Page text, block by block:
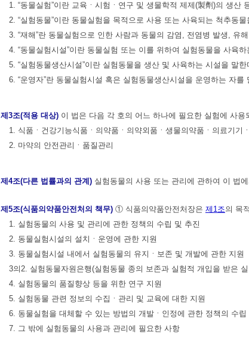
1. “동물실험”이란 교육ㆍ시험ㆍ연구 및 생물학적 제제(製劑)의 생
2. “실험동물”이란 동물실험을 목적으로 사용 또는 사육되는 척추동물
3. “재해”란 동물실험으로 인한 사람과 동물의 감염, 전염병 발생, 유
4. “동물실험시설”이란 동물실험 또는 이를 위하여 실험동물을 사육하
5. “실험동물생산시설”이란 실험동물을 생산 및 사육하는 시설을 말한
6. “운영자”란 동물실험시설 혹은 실험동물생산시설을 운영하는 자를
제3조(적용 대상) 이 법은 다음 각 호의 어느 하나에 필요한 실험에 사
1. 식품ㆍ건강기능식품ㆍ의약품ㆍ의약외품ㆍ생물의약품ㆍ의료기기
2. 마약의 안전관리ㆍ품질관리
제4조(다른 법률과의 관계) 실험동물의 사용 또는 관리에 관하여 이 법
제5조(식품의약품안전처의 책무) ① 식품의약품안전처장은 제1조의 목
1. 실험동물의 사용 및 관리에 관한 정책의 수립 및 추진
2. 동물실험시설의 설치ㆍ운영에 관한 지원
3. 동물실험시설 내에서 실험동물의 유지ㆍ보존 및 개발에 관한 지원
3의2. 실험동물자원은행(실험동물 종의 보존과 실험적 개입을 받은
4. 실험동물의 품질향상 등을 위한 연구 지원
5. 실험동물 관련 정보의 수집ㆍ관리 및 교육에 대한 지원
6. 동물실험을 대체할 수 있는 방법의 개발ㆍ인정에 관한 정책의 수립
7. 그 밖에 실험동물의 사용과 관리에 필요한 사항